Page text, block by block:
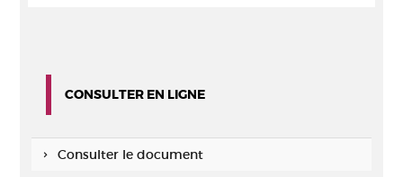
CONSULTER EN LIGNE
Consulter le document